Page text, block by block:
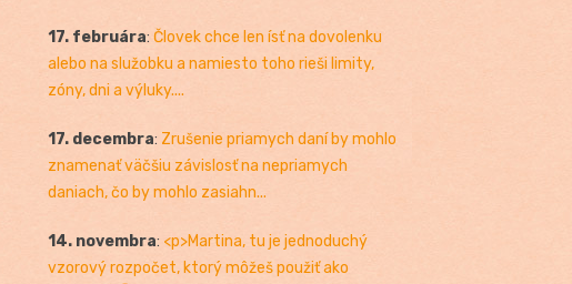
17. februára: Človek chce len ísť na dovolenku
alebo na služobku a namiesto toho rieši limity,
zóny, dni a výluky....
17. decembra: Zrušenie priamych daní by mohlo
znamenať väčšiu závislosť na nepriamych
daniach, čo by mohlo zasiahn...
14. novembra: <p>Martina, tu je jednoduchý
vzorový rozpočet, ktorý môžeš použiť ako